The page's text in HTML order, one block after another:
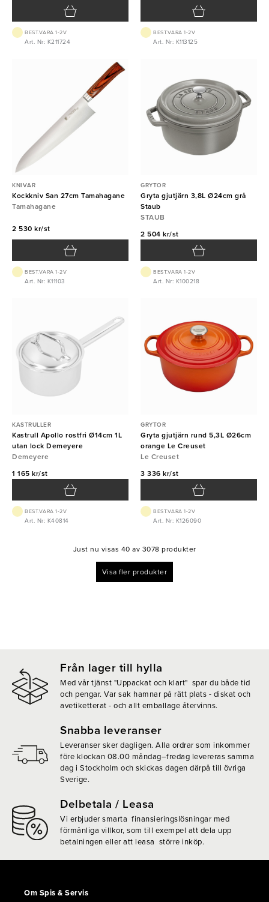
BEST.VARA 1-2V
Art. Nr: K211724
BEST.VARA 1-2V
Art. Nr: K113125
KNIVAR
Kockkniv San 27cm Tamahagane
Tamahagane
2 530 kr/st
BEST.VARA 1-2V
Art. Nr: K11103
GRYTOR
Gryta gjutjärn 3,8L Ø24cm grå
Staub
STAUB
2 504 kr/st
BEST.VARA 1-2V
Art. Nr: K100218
KASTRULLER
Kastrull Apollo rostfri Ø14cm 1L
utan lock Demeyere
Demeyere
1 165 kr/st
BEST.VARA 1-2V
Art. Nr: K40814
GRYTOR
Gryta gjutjärn rund 5,3L Ø26cm
orange Le Creuset
Le Creuset
3 336 kr/st
BEST.VARA 1-2V
Art. Nr: K126090
Just nu visas 40 av 3078 produkter
Visa fler produkter
Från lager till hylla
Med vår tjänst "Uppackat och klart" spar du både tid
och pengar. Var sak hamnar på rätt plats - diskat och
avetiketterat - och allt emballage återvinns.
Snabba leveranser
Leveranser sker dagligen. Alla ordrar som inkommer
före klockan 08.00 måndag–fredag levereras samma
dag i Stockholm och skickas dagen därpå till övriga
Sverige.
Delbetala / Leasa
Vi erbjuder smarta finansieringslösningar med
förmånliga villkor, som till exempel att dela upp
betalningen eller att leasa större inköp.
Om Spis & Servis